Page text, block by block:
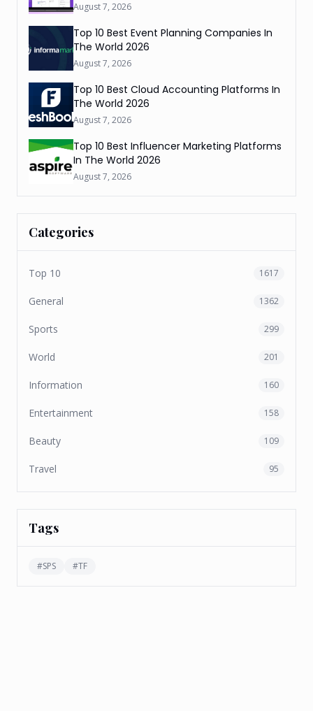
August 7, 2026
Top 10 Best Event Planning Companies In
The World 2026
August 7, 2026
Top 10 Best Cloud Accounting Platforms In
The World 2026
August 7, 2026
Top 10 Best Influencer Marketing Platforms
In The World 2026
August 7, 2026
Categories
Top 10 1617
General 1362
Sports 299
World 201
Information 160
Entertainment 158
Beauty 109
Travel 95
Tags
#SPS #TF